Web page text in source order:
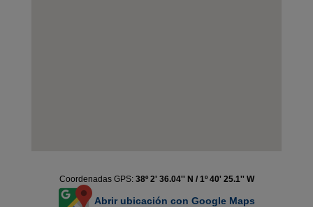
Coordenadas GPS: 38º 2' 36.04'' N / 1º 40' 25.1'' W
Abrir ubicación con Google Maps